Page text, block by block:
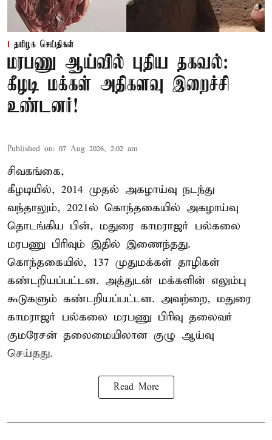
தமிழக செய்திகள்
மரபணு ஆய்வில் புதிய தகவல்:
கீழடி மக்கள் அதிகளவு இறைச்சி
உண்டனர்!
Published on: 07 Aug 2026, 2:02 am
சிவகங்கை,
கீழடியில், 2014 முதல் அகழாய்வு நடந்து
வந்தாலும், 2021ல் கொந்தகையில் அகழாய்வு
தொடங்கிய பின், மதுரை காமராஜர் பல்கலை
மரபணு பிரிவும் இதில் இணைந்தது.
கொந்தகையில், 137 முதுமக்கள் தாழிகள்
கண்டறியப்பட்டன. அத்துடன் மக்களின் எலும்பு
கூடுகளும் கண்டறியப்பட்டன. அவற்றை, மதுரை
காமராஜர் பல்கலை மரபணு பிரிவு தலைவர்
குமரேசன் தலைமையிலான குழு ஆய்வு
செய்தது.
Read More